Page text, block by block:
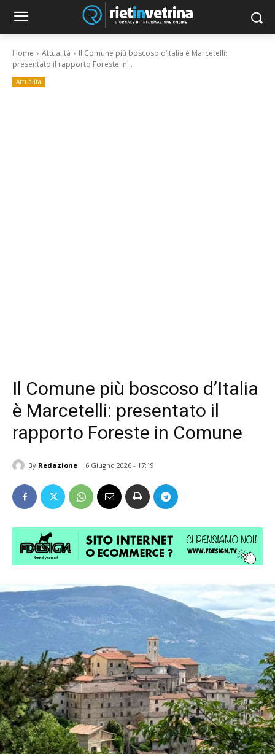
Home Attualità
Il Comune più boscoso d’Italia è Marcetelli:
presentato il rapporto Foreste in...
Attualità
Il Comune più boscoso d’Italia
è Marcetelli: presentato il
rapporto Foreste in Comune
By Redazione 6 Giugno 2026 - 17:19